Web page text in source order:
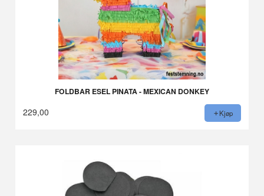
FOLDBAR ESEL PINATA - MEXICAN DONKEY
229,00 Kjøp